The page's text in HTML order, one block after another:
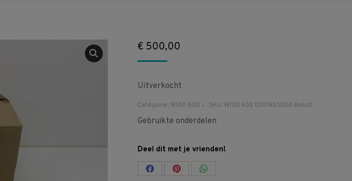
€ 500,00
Uitverkocht
Categorie: W100 600 SKU: W100 600 0301853004 Bosch
Gebruikte onderdelen
Deel dit met je vrienden!
Share Share Share